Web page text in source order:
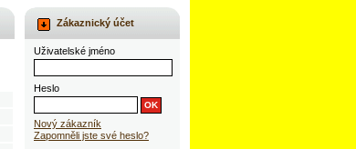
Zákaznický účet
Uživatelské jméno
Heslo
Nový zákazník
Zapomněli jste své heslo?